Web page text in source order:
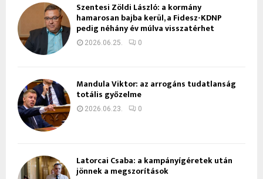
Szentesi Zöldi László: a kormány
hamarosan bajba kerül, a Fidesz-KDNP
pedig néhány év múlva visszatérhet
2026.06.25. 0
Mandula Viktor: az arrogáns tudatlanság
totális győzelme
2026.06.23. 0
Latorcai Csaba: a kampányígéretek után
jönnek a megszorítások